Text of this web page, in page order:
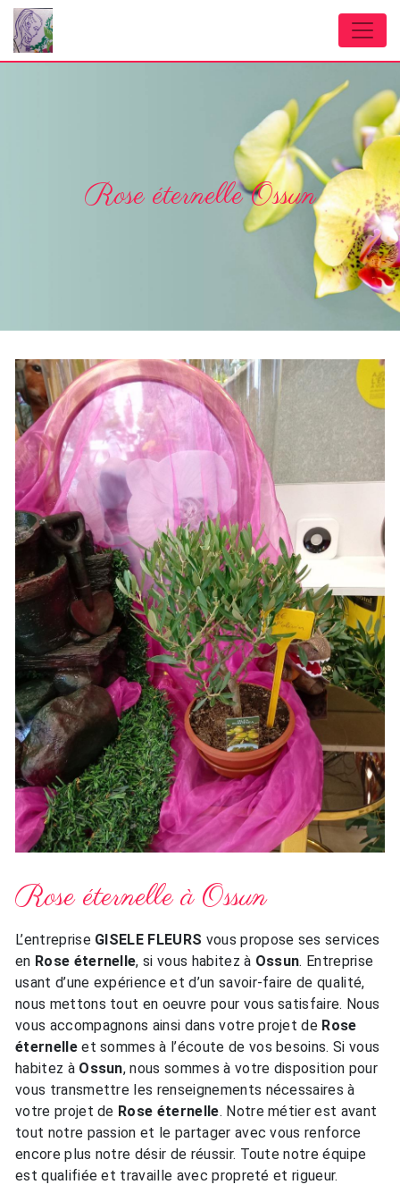
Panneau de gestion des cookies
Rose éternelle Ossun
Rose éternelle à Ossun
L’entreprise GISELE FLEURS vous propose ses services
en Rose éternelle, si vous habitez à Ossun. Entreprise
usant d’une expérience et d’un savoir-faire de qualité,
nous mettons tout en oeuvre pour vous satisfaire. Nous
vous accompagnons ainsi dans votre projet de Rose
éternelleet sommes à l’écoute de vos besoins. Si vous
habitez à Ossun, nous sommes à votre disposition pour
vous transmettre les renseignements nécessaires à
votre projet de Rose éternelle. Notre métier est avant
tout notre passion et le partager avec vous renforce
encore plus notre désir de réussir. Toute notre équipe
est qualifiée et travaille avec propreté et rigueur.